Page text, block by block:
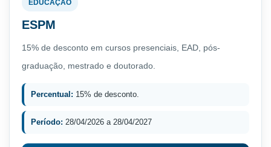
EDUCAÇÃO
ESPM
15% de desconto em cursos presenciais, EAD, pós-
graduação, mestrado e doutorado.
Percentual: 15% de desconto.
Período: 28/04/2026 a 28/04/2027